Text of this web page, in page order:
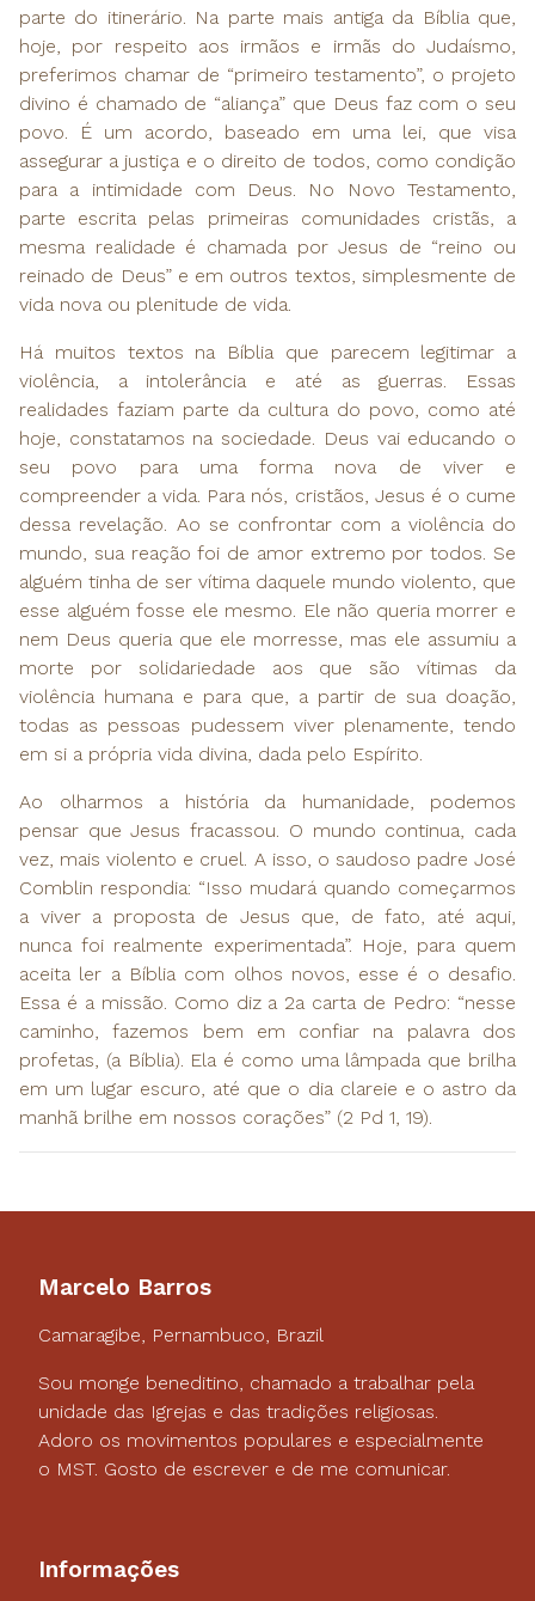
parte do itinerário. Na parte mais antiga da Bíblia que,
hoje, por respeito aos irmãos e irmãs do Judaísmo,
preferimos chamar de “primeiro testamento”, o projeto
divino é chamado de “aliança” que Deus faz com o seu
povo. É um acordo, baseado em uma lei, que visa
assegurar a justiça e o direito de todos, como condição
para a intimidade com Deus. No Novo Testamento,
parte escrita pelas primeiras comunidades cristãs, a
mesma realidade é chamada por Jesus de “reino ou
reinado de Deus” e em outros textos, simplesmente de
vida nova ou plenitude de vida.
Há muitos textos na Bíblia que parecem legitimar a
violência, a intolerância e até as guerras. Essas
realidades faziam parte da cultura do povo, como até
hoje, constatamos na sociedade. Deus vai educando o
seu povo para uma forma nova de viver e
compreender a vida. Para nós, cristãos, Jesus é o cume
dessa revelação. Ao se confrontar com a violência do
mundo, sua reação foi de amor extremo por todos. Se
alguém tinha de ser vítima daquele mundo violento, que
esse alguém fosse ele mesmo. Ele não queria morrer e
nem Deus queria que ele morresse, mas ele assumiu a
morte por solidariedade aos que são vítimas da
violência humana e para que, a partir de sua doação,
todas as pessoas pudessem viver plenamente, tendo
em si a própria vida divina, dada pelo Espírito.
Ao olharmos a história da humanidade, podemos
pensar que Jesus fracassou. O mundo continua, cada
vez, mais violento e cruel. A isso, o saudoso padre José
Comblin respondia: “Isso mudará quando começarmos
a viver a proposta de Jesus que, de fato, até aqui,
nunca foi realmente experimentada”. Hoje, para quem
aceita ler a Bíblia com olhos novos, esse é o desafio.
Essa é a missão. Como diz a 2a carta de Pedro: “nesse
caminho, fazemos bem em confiar na palavra dos
profetas, (a Bíblia). Ela é como uma lâmpada que brilha
em um lugar escuro, até que o dia clareie e o astro da
manhã brilhe em nossos corações” (2 Pd 1, 19).
Marcelo Barros
Camaragibe, Pernambuco, Brazil
Sou monge beneditino, chamado a trabalhar pela
unidade das Igrejas e das tradições religiosas.
Adoro os movimentos populares e especialmente
o MST. Gosto de escrever e de me comunicar.
Informações